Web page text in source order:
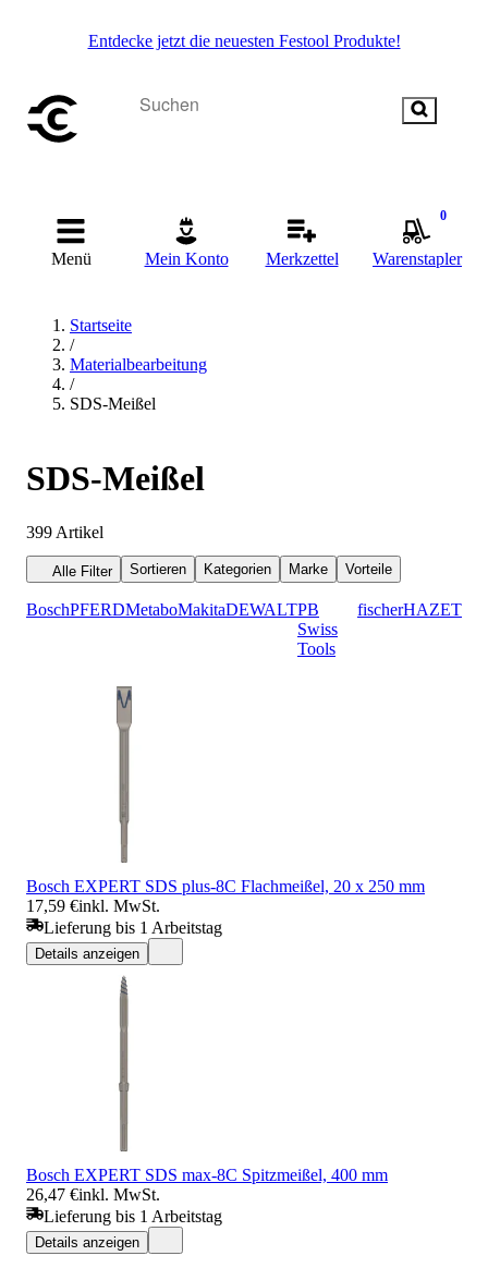
Entdecke jetzt die neuesten Festool Produkte!
Menü Mein Konto Merkzettel
0
Warenstapler
Startseite
/
Materialbearbeitung
/
SDS-Meißel
SDS-Meißel
399 Artikel
Alle Filter Sortieren Kategorien Marke Vorteile
BoschPFERDMetaboMakitaDEWALTPB
Swiss
Tools
fischerHAZET
Bosch EXPERT SDS plus-8C Flachmeißel, 20 x 250 mm
17,59 €inkl. MwSt.
Lieferung bis 1 Arbeitstag
Details anzeigen
Bosch EXPERT SDS max-8C Spitzmeißel, 400 mm
26,47 €inkl. MwSt.
Lieferung bis 1 Arbeitstag
Details anzeigen